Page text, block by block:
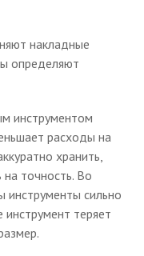
накладные
определяют
инструментом
расходы на
хранить,
на точность. Во
инструменты сильно
инструмент теряет